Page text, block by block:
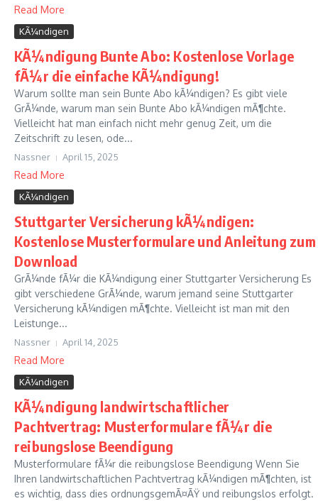
Read More
KÃ¼ndigen
KÃ¼ndigung Bunte Abo: Kostenlose Vorlage
fÃ¼r die einfache KÃ¼ndigung!
Warum sollte man sein Bunte Abo kÃ¼ndigen? Es gibt viele
GrÃ¼nde, warum man sein Bunte Abo kÃ¼ndigen mÃ¶chte.
Vielleicht hat man einfach nicht mehr genug Zeit, um die
Zeitschrift zu lesen, ode...
Nassner April 15, 2025
Read More
KÃ¼ndigen
Stuttgarter Versicherung kÃ¼ndigen:
Kostenlose Musterformulare und Anleitung zum
Download
GrÃ¼nde fÃ¼r die KÃ¼ndigung einer Stuttgarter Versicherung Es
gibt verschiedene GrÃ¼nde, warum jemand seine Stuttgarter
Versicherung kÃ¼ndigen mÃ¶chte. Vielleicht ist man mit den
Leistunge...
Nassner April 14, 2025
Read More
KÃ¼ndigen
KÃ¼ndigung landwirtschaftlicher
Pachtvertrag: Musterformulare fÃ¼r die
reibungslose Beendigung
Musterformulare fÃ¼r die reibungslose Beendigung Wenn Sie
Ihren landwirtschaftlichen Pachtvertrag kÃ¼ndigen mÃ¶chten, ist
es wichtig, dass dies ordnungsgemÃ¤ÃŸ und reibungslos erfolgt.